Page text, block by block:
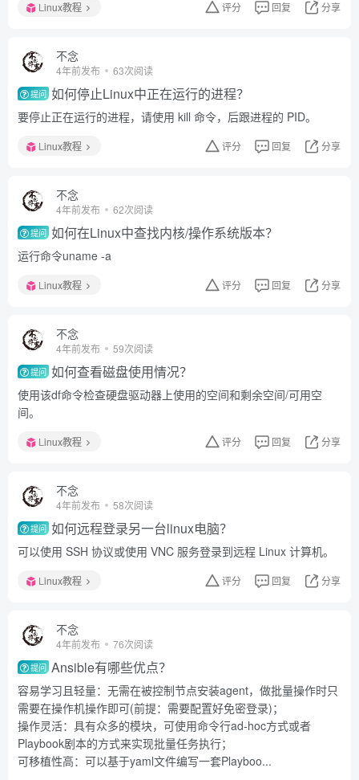
Linux教程 评分 回复 分享
不念
4年前发布 63次阅读
提问 如何停止Linux中正在运行的进程？
要停止正在运行的进程，请使用 kill 命令，后跟进程的 PID。
Linux教程 评分 回复 分享
不念
4年前发布 62次阅读
提问 如何在Linux中查找内核/操作系统版本？
运行命令uname -a
Linux教程 评分 回复 分享
不念
4年前发布 59次阅读
提问 如何查看磁盘使用情况？
使用该df命令检查硬盘驱动器上使用的空间和剩余空间/可用空
间。
Linux教程 评分 回复 分享
不念
4年前发布 58次阅读
提问 如何远程登录另一台linux电脑？
可以使用 SSH 协议或使用 VNC 服务登录到远程 Linux 计算机。
Linux教程 评分 回复 分享
不念
4年前发布 76次阅读
提问 Ansible有哪些优点？
容易学习且轻量：无需在被控制节点安装agent，做批量操作时只
需要在操作机操作即可(前提：需要配置好免密登录)；
操作灵活：具有众多的模块，可使用命令行ad-hoc方式或者
Playbook剧本的方式来实现批量任务执行；
可移植性高：可以基于yaml文件编写一套Playboo...